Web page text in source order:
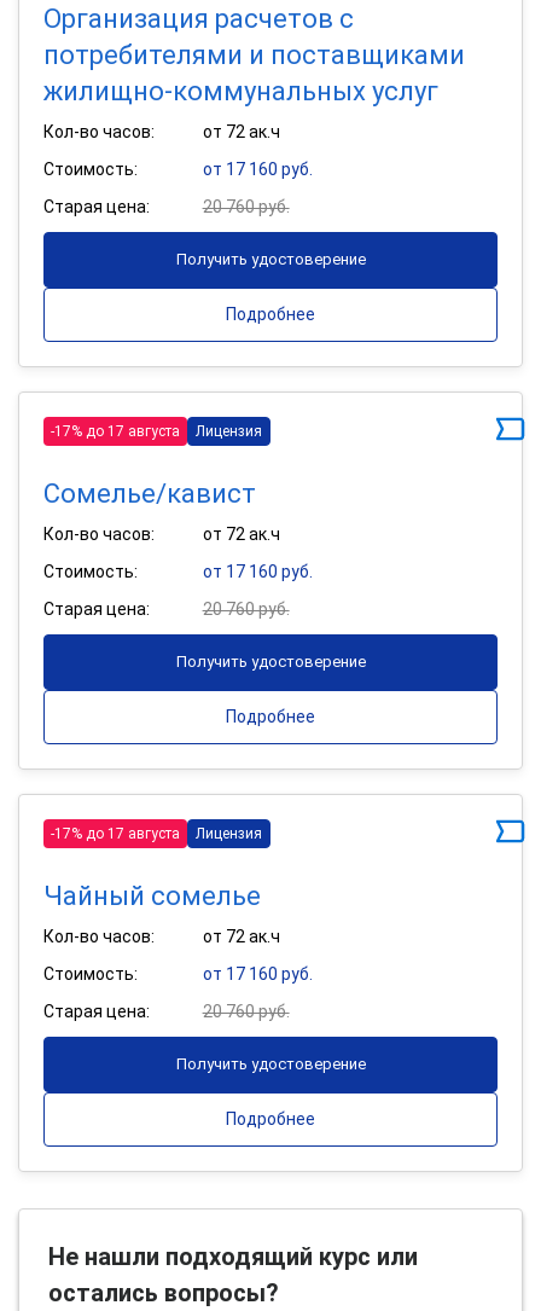
Организация расчетов с
потребителями и поставщиками
жилищно-коммунальных услуг
Кол-во часов:
от 72 ак.ч
Стоимость:
от 17 160 руб.
Старая цена:
20 760 руб.
Получить удостоверение
Подробнее
-17% до 17 августа Лицензия
Сомелье/кавист
Кол-во часов:
от 72 ак.ч
Стоимость:
от 17 160 руб.
Старая цена:
20 760 руб.
Получить удостоверение
Подробнее
-17% до 17 августа Лицензия
Чайный сомелье
Кол-во часов:
от 72 ак.ч
Стоимость:
от 17 160 руб.
Старая цена:
20 760 руб.
Получить удостоверение
Подробнее
Не нашли подходящий курс или
остались вопросы?